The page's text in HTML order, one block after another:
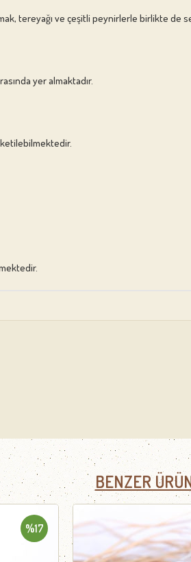
tereyağı ve çeşitli peynirlerle birlikte de
yer almaktadır.
BENZER
%17